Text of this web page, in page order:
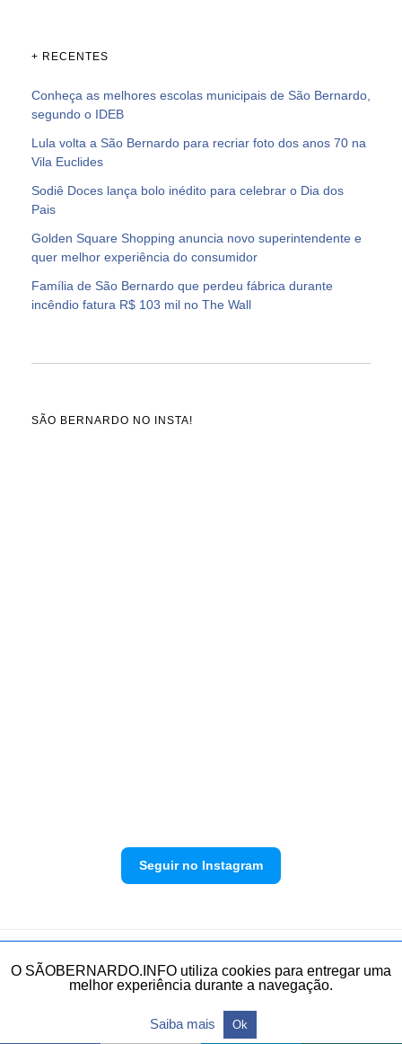
+ RECENTES
Conheça as melhores escolas municipais de São Bernardo,
segundo o IDEB
Lula volta a São Bernardo para recriar foto dos anos 70 na
Vila Euclides
Sodiê Doces lança bolo inédito para celebrar o Dia dos
Pais
Golden Square Shopping anuncia novo superintendente e
quer melhor experiência do consumidor
Família de São Bernardo que perdeu fábrica durante
incêndio fatura R$ 103 mil no The Wall
SÃO BERNARDO NO INSTA!
Seguir no Instagram
Política de privacidade Envie sua denúncia
O SÃOBERNARDO.INFO utiliza cookies para entregar uma
melhor experiência durante a navegação.
Saiba mais Ok